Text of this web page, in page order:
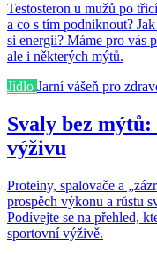
Testosteron u mužů po
a co s tím podniknout?
si energii? Máme pro vás
ale i některých mýtů.
Jídlo Jarní vášeň pro
Svaly bez
výživu
Proteiny, spalovače a
prospěch výkonu a růstu
Podívejte se na přehled,
sportovní výživě.